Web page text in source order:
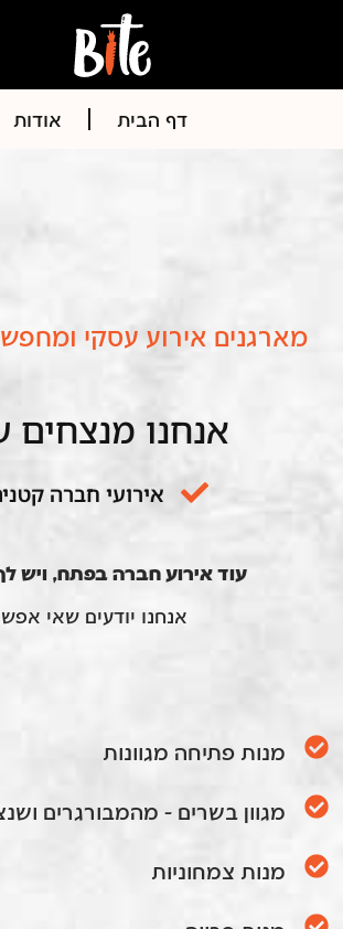
דף הבית אודות
מארגנים אירוע עסקי
אנחנו מנצחים
אירועי חברה
עוד אירוע חברה בפתח, ויש
אנחנו יודעים שאי
מנות פתיחה מגוונות
מגוון בשרים - מהמבורגרים
מנות צמחוניות